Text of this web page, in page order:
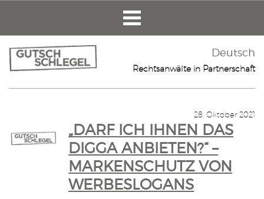
Deutsch
Rechtsanwälte in Partnerschaft
28. Oktober 2021
„DARF ICH IHNEN DAS
DIGGA ANBIETEN?“ –
MARKENSCHUTZ VON
WERBESLOGANS